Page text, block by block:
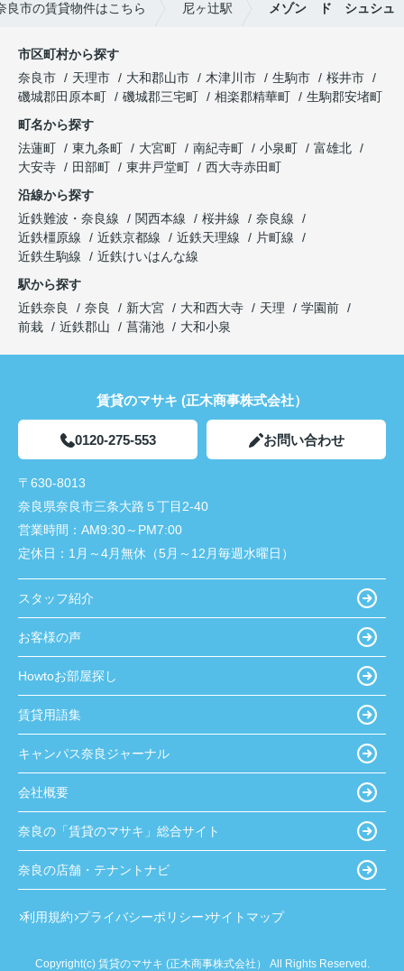
良市の賃貸物件はこちら 尼ヶ辻駅 メゾン ド シュシュ
市区町村から探す
奈良市
天理市 大和郡山市 木津川市 生駒市
桜井市
磯城郡田原本町
磯城郡三宅町 相楽郡精華町
生駒郡安堵町
町名から探す
法蓮町
東九条町 大宮町 南紀寺町 小泉町
富雄北
大安寺
田部町 東井戸堂町
西大寺赤田町
沿線から探す
近鉄難波・奈良線
関西本線 桜井線
奈良線
近鉄橿原線
近鉄京都線 近鉄天理線
片町線
近鉄生駒線
近鉄けいはんな線
駅から探す
近鉄奈良
奈良 新大宮 大和西大寺 天理
学園前
前栽
近鉄郡山 菖蒲池 大和小泉
賃貸のマサキ (正木商事株式会社）
0120-275-553 お問い合わせ
〒630-8013
奈良県奈良市三条大路５丁目2-40
営業時間： AM9:30～PM7:00
定休日： 1月～4月無休（5月～12月毎週水曜日）
スタッフ紹介
お客様の声
Howtoお部屋探し
賃貸用語集
キャンパス奈良ジャーナル
会社概要
奈良の「賃貸のマサキ」総合サイト
奈良の店舗・テナントナビ
利用規約 プライバシーポリシー サイトマップ
Copyright(c) 賃貸のマサキ (正木商事株式会社） All Rights Reserved.